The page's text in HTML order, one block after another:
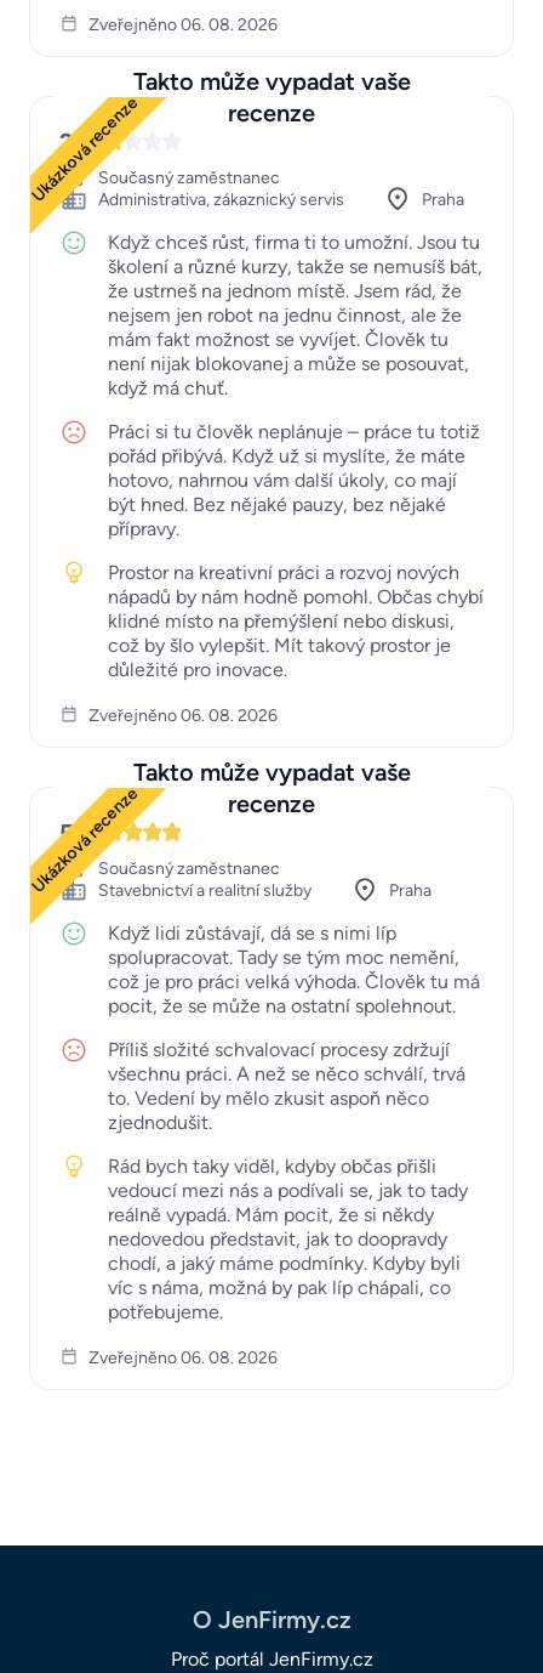
Zveřejněno 06. 08. 2026
Takto může vypadat vaše
recenze
Ukázková recenze
2
Současný zaměstnanec
Administrativa, zákaznický servis
Praha
Když chceš růst, firma ti to umožní. Jsou tu
školení a různé kurzy, takže se nemusíš bát,
že ustrneš na jednom místě. Jsem rád, že
nejsem jen robot na jednu činnost, ale že
mám fakt možnost se vyvíjet. Člověk tu
není nijak blokovanej a může se posouvat,
když má chuť.
Práci si tu člověk neplánuje – práce tu totiž
pořád přibývá. Když už si myslíte, že máte
hotovo, nahrnou vám další úkoly, co mají
být hned. Bez nějaké pauzy, bez nějaké
přípravy.
Prostor na kreativní práci a rozvoj nových
nápadů by nám hodně pomohl. Občas chybí
klidné místo na přemýšlení nebo diskusi,
což by šlo vylepšit. Mít takový prostor je
důležité pro inovace.
Zveřejněno 06. 08. 2026
Takto může vypadat vaše
recenze
Ukázková recenze
5
Současný zaměstnanec
Stavebnictví a realitní služby
Praha
Když lidi zůstávají, dá se s nimi líp
spolupracovat. Tady se tým moc nemění,
což je pro práci velká výhoda. Člověk tu má
pocit, že se může na ostatní spolehnout.
Příliš složité schvalovací procesy zdržují
všechnu práci. A než se něco schválí, trvá
to. Vedení by mělo zkusit aspoň něco
zjednodušit.
Rád bych taky viděl, kdyby občas přišli
vedoucí mezi nás a podívali se, jak to tady
reálně vypadá. Mám pocit, že si někdy
nedovedou představit, jak to doopravdy
chodí, a jaký máme podmínky. Kdyby byli
víc s náma, možná by pak líp chápali, co
potřebujeme.
Zveřejněno 06. 08. 2026
O JenFirmy.cz
Proč portál JenFirmy.cz